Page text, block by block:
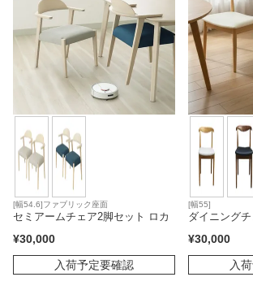
[幅54.6]ファブリック座面
セミアームチェア2脚セット ロカ
¥30,000
入荷予定要確認
[幅55]
ダイニング
¥30,000
入